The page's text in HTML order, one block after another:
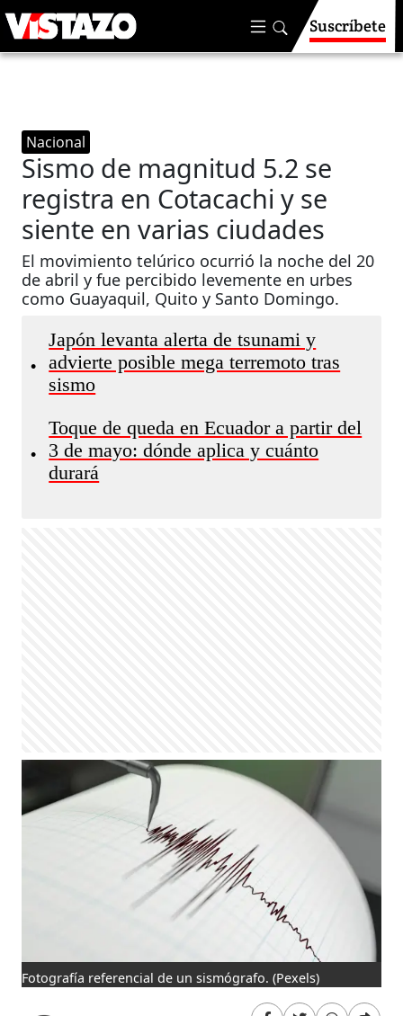
Suscríbete
Nacional
Sismo de magnitud 5.2 se
registra en Cotacachi y se
siente en varias ciudades
El movimiento telúrico ocurrió la noche del 20
de abril y fue percibido levemente en urbes
como Guayaquil, Quito y Santo Domingo.
•
Japón levanta alerta de tsunami y
advierte posible mega terremoto tras
sismo
•
Toque de queda en Ecuador a partir del
3 de mayo: dónde aplica y cuánto
durará
Fotografía referencial de un sismógrafo. (Pexels)